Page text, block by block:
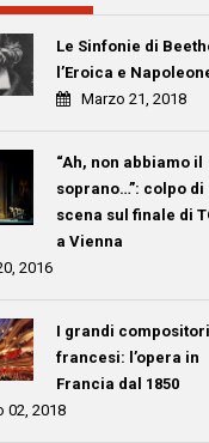
Le Sinfonie di
l’Eroica e
Marzo 21, 2018
“Ah, non abbiamo il
soprano…”: colpo di
scena sul finale di
a Vienna
2016
I grandi compositori
francesi: l’opera in
Francia dal 1850
02, 2018